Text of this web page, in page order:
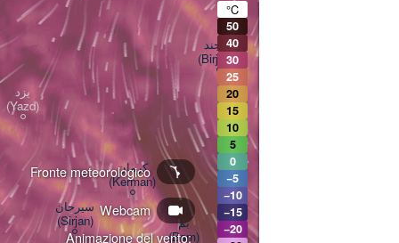
Animazione del vento:
Webcam
Fronte meteorologico
سیرجان
(Sirjan)
یزد
(Yazd)
بیرجند
(Birjand)
کرمان
(Kerman)
بم
(Bam)
°C
50
40
30
25
20
15
10
5
0
−5
−10
−15
−20